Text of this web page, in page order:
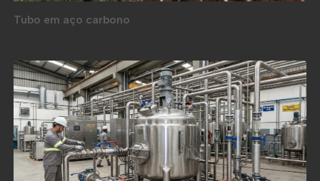
Tubo em aço carbono